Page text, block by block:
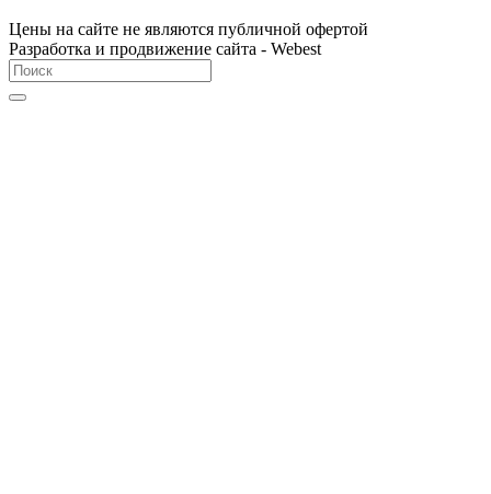
Цены на сайте не являются публичной офертой
Разработка и продвижение сайта - Webest